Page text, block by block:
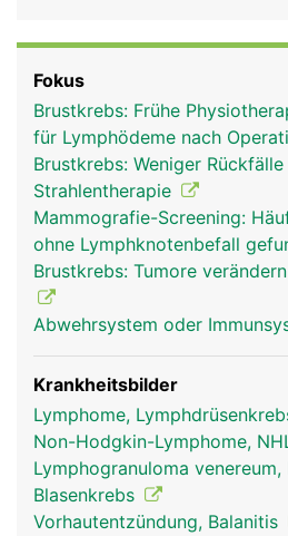
bohnenförmiges Aussehen
nur wenige Millimeter gross.
fangen die in der Lymphe
Fremdkörper und
machen sie unschädlich.
Glasstaub, Kohle, Farbstoffe)
auch in den Lymphknoten
der Körper nicht ausscheiden
Lymphknoten wird ausserdem
Lymphozyten (weisse
die als "Abwehrpolizei"
und Lymphgefässsystem
körpereigenen Abwehr
den Lymphknoten die
(eingedickt).
Fokus
Brustkrebs: Frühe
für Lymphödeme nach
Brustkrebs: Weniger
Strahlentherapie
Mammografie-Screening:
ohne Lymphknotenbefall
Brustkrebs: Tumore
Abwehrsystem oder
Krankheitsbilder
Lymphome,
Non-Hodgkin-Lymphome,
Lymphogranuloma venereum,
Blasenkrebs
Vorhautentzündung, Balanitis